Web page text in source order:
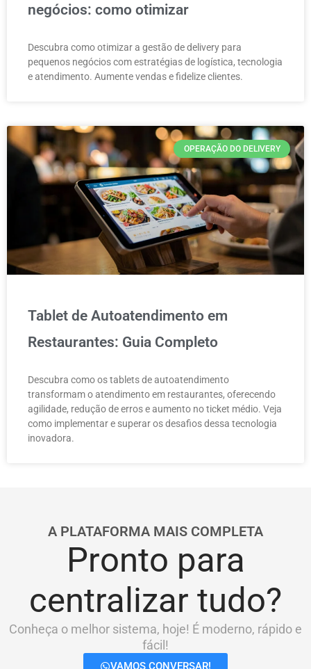
negócios: como otimizar
Descubra como otimizar a gestão de delivery para
pequenos negócios com estratégias de logística, tecnologia
e atendimento. Aumente vendas e fidelize clientes.
OPERAÇÃO DO DELIVERY
Tablet de Autoatendimento em
Restaurantes: Guia Completo
Descubra como os tablets de autoatendimento
transformam o atendimento em restaurantes, oferecendo
agilidade, redução de erros e aumento no ticket médio. Veja
como implementar e superar os desafios dessa tecnologia
inovadora.
A PLATAFORMA MAIS COMPLETA
Pronto para
centralizar tudo?
Conheça o melhor sistema, hoje! É moderno, rápido e
fácil!
VAMOS CONVERSAR!